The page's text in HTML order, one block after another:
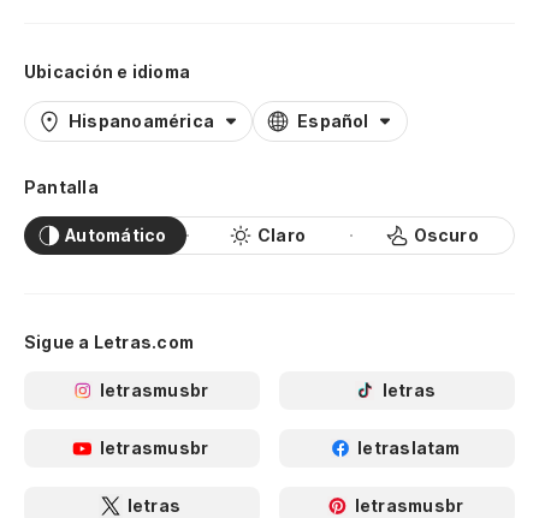
Ubicación e idioma
Hispanoamérica Español
Pantalla
Automático Claro Oscuro
Sigue a Letras.com
letrasmusbr letras
letrasmusbr letraslatam
letras letrasmusbr